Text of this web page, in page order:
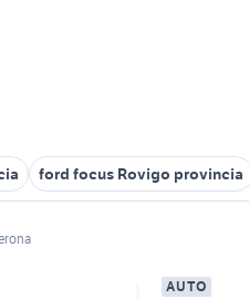
ford focus Rovigo provincia
AUTO